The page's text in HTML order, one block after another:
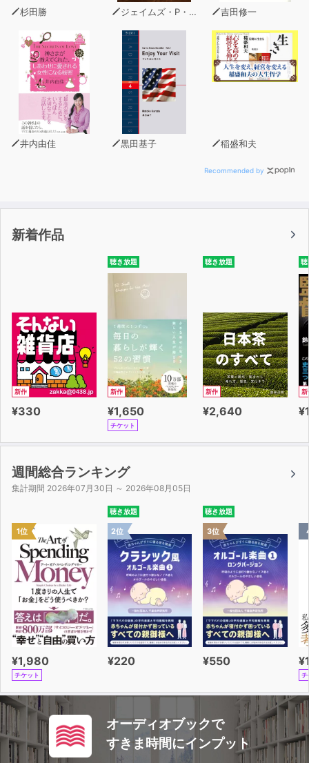
杉田勝 ジェイムズ・P・ホーガン 吉田修一
井内由佳 黒田基子 稲盛和夫
Recommended by
新着作品
新作
¥330
聴き放題
新作
¥1,650
チケット
聴き放題
新作
¥2,640
聴
新
週間総合ランキング
集計期間 2026年07月30日 ～ 2026年08月05日
1位
¥1,980
チケット
聴き放題
2位
¥220
聴き放題
3位
¥550
チ
オーディオブックで
すきま時間にインプット